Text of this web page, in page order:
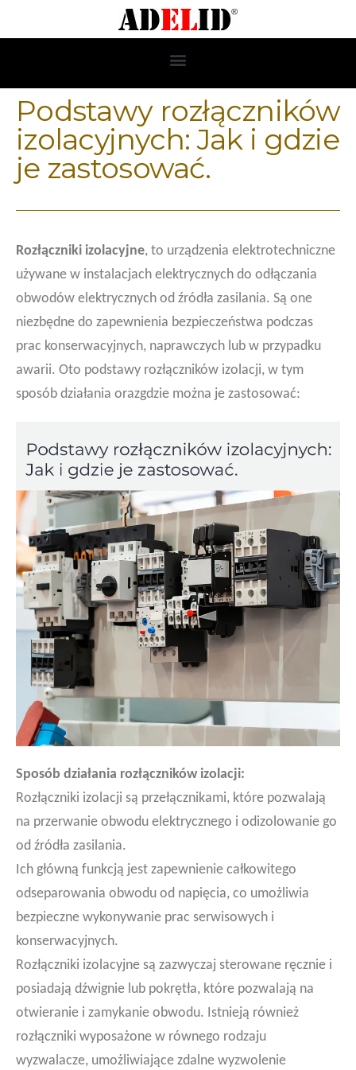
Podstawy rozłączników
izolacyjnych: Jak i gdzie
je zastosować.
Rozłączniki izolacyjne, to urządzenia elektrotechniczne
używane w instalacjach elektrycznych do odłączania
obwodów elektrycznych od źródła zasilania. Są one
niezbędne do zapewnienia bezpieczeństwa podczas
prac konserwacyjnych, naprawczych lub w przypadku
awarii. Oto podstawy rozłączników izolacji, w tym
sposób działania orazgdzie można je zastosować:
Sposób działania rozłączników izolacji:
Rozłączniki izolacji są przełącznikami, które pozwalają
na przerwanie obwodu elektrycznego i odizolowanie go
od źródła zasilania.
Ich główną funkcją jest zapewnienie całkowitego
odseparowania obwodu od napięcia, co umożliwia
bezpieczne wykonywanie prac serwisowych i
konserwacyjnych.
Rozłączniki izolacyjne są zazwyczaj sterowane ręcznie i
posiadają dźwignie lub pokrętła, które pozwalają na
otwieranie i zamykanie obwodu. Istnieją również
rozłączniki wyposażone w równego rodzaju
wyzwalacze, umożliwiające zdalne wyzwolenie